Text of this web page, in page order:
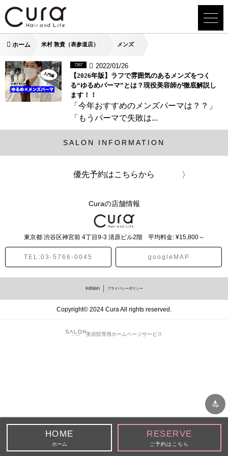
ホーム 米村 敦貴（表参道店） メンズ
7267
2022/01/26
【2026年版】ラフで雰囲気のあるメンズをつく
る“ゆるめパーマ”とは？現役美容師が徹底解説し
ます！！
「今年おすすめのメンズパーマは？？」
「もうパーマで失敗は...
SALON INFORMATION
優先予約はこちらから
Curaの店舗情報
東京都 渋谷区神宮前 4丁目9-3 清原ビル2階 平均料金: ¥15,800～
TEL:03-5766-0045 googleMAP
利用規約 プライバシーポリシー
Copyright© 2024 Cura All rights reserved.
美容院専用ホームページサービス
▲
top
ホーム